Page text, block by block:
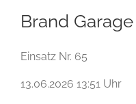
Brand
Einsatz Nr. 65
13.06.2026 13:51 Uhr